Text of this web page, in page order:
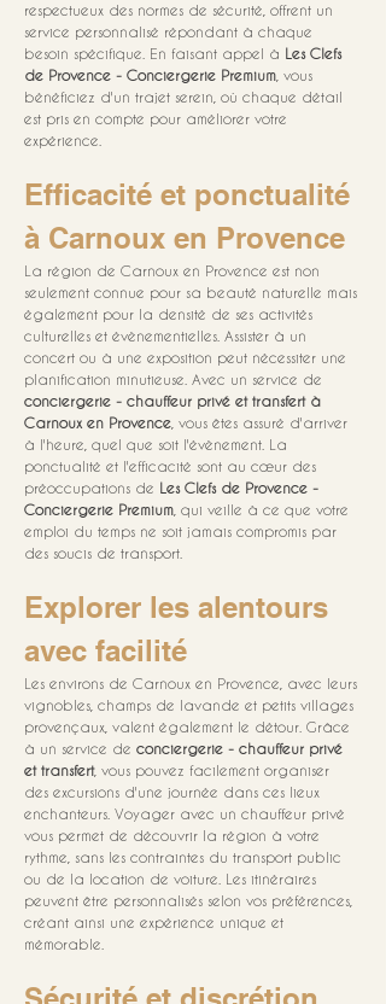
respectueux des normes de sécurité, offrent un
service personnalisé répondant à chaque
besoin spécifique. En faisant appel à Les Clefs
de Provence - Conciergerie Premium , vous
bénéficiez d'un trajet serein, où chaque détail
est pris en compte pour améliorer votre
expérience.
Efficacité et ponctualité
à Carnoux en Provence
La région de Carnoux en Provence est non
seulement connue pour sa beauté naturelle mais
également pour la densité de ses activités
culturelles et évènementielles. Assister à un
concert ou à une exposition peut nécessiter une
planification minutieuse. Avec un service de
conciergerie - chauffeur privé et transfert à
Carnoux en Provence , vous êtes assuré d'arriver
à l'heure, quel que soit l'évènement. La
ponctualité et l'efficacité sont au cœur des
préoccupations de Les Clefs de Provence -
Conciergerie Premium , qui veille à ce que votre
emploi du temps ne soit jamais compromis par
des soucis de transport.
Explorer les alentours
avec facilité
Les environs de Carnoux en Provence, avec leurs
vignobles, champs de lavande et petits villages
provençaux, valent également le détour. Grâce
à un service de conciergerie - chauffeur privé
et transfert, vous pouvez facilement organiser
des excursions d'une journée dans ces lieux
enchanteurs. Voyager avec un chauffeur privé
vous permet de découvrir la région à votre
rythme, sans les contraintes du transport public
ou de la location de voiture. Les itinéraires
peuvent être personnalisés selon vos préférences,
créant ainsi une expérience unique et
mémorable.